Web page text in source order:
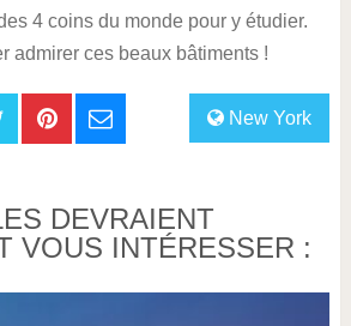
4 coins du monde pour y étudier.
admirer ces beaux bâtiments !
New York
DEVRAIENT
VOUS INTÉRESSER :